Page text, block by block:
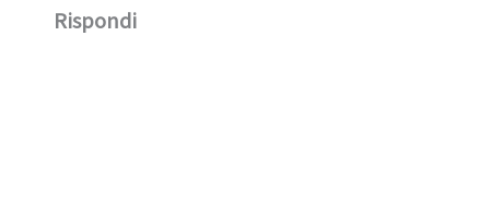
Rispondi